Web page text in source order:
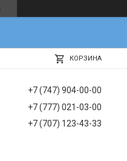
КОРЗИНА
+7 (747) 904-00-00
+7 (777) 021-03-00
+7 (707) 123-43-33